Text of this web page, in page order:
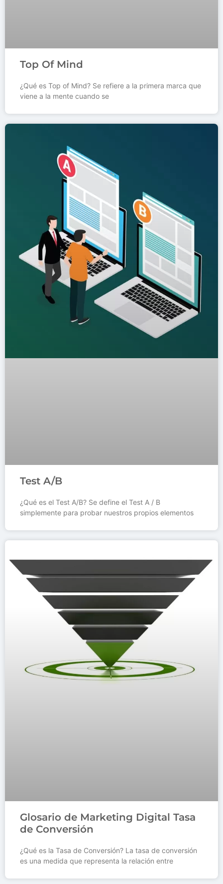
Top Of Mind
¿Qué es Top of Mind? Se refiere a la primera marca que
viene a la mente cuando se
Test A/B
¿Qué es el Test A/B? Se define el Test A / B
simplemente para probar nuestros propios elementos
Glosario de Marketing Digital Tasa
de Conversión
¿Qué es la Tasa de Conversión? La tasa de conversión
es una medida que representa la relación entre